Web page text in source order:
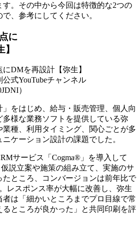
。その中から今回は特徴的な2つの
、参考にしてください。
に
式YouTubeチャンネル
）
をはじめ、給与・販売管理、個人向
多様な業務ソフトを提供している弥
種、利用タイミング、関心ごとが多
ケーション設計の課題でした。
サービス「Cogma®」を導入して
説立案や施策の組み立て、実施のサ
ところ、
コンバージョンは前年比で
レスポンス率が大幅に改善し、弥生
は「細かいところまでプロ目線で常
るところが良かった」と共同印刷を評